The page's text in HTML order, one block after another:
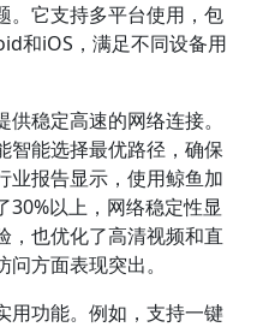
。它支持多平台使用，包
和iOS，满足不同设备用
稳定高速的网络连接。
智能选择最优路径，确保
业报告显示，使用鲸鱼加
30%以上，网络稳定性显
，也优化了高清视频和直
方面表现突出。
用功能。例如，支持一键